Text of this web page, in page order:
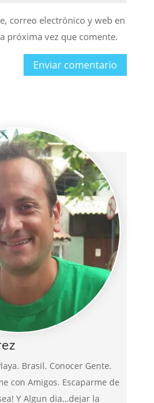
correo electrónico y web en
próxima vez que comente.
Brasil. Conocer Gente.
con Amigos. Escaparme de
Y Algun dia…dejar la